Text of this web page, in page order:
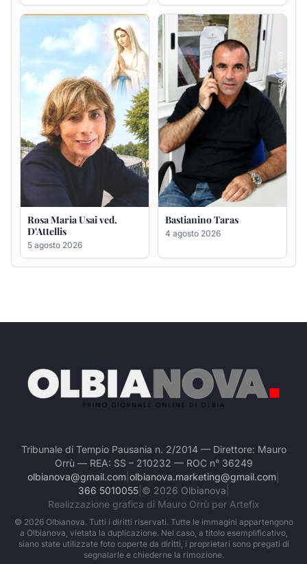
Rosa Maria Usai ved.
D'Attellis
5 agosto 2026
Bastianino Taras
4 agosto 2026
Tribunale di Tempio Pausania n. 2/2014 — Direttore: Mauro
Orrù — REA: SS – 210232 — ROC n° 36249
olbianova@gmail.com olbianova.marketing@gmail.com
366 5010055| © 2026 Olbianova
Realizzazione grafica di Mauro Orrù per Artefix
© 2026Olbianova. Tutti i diritti riservati. Tutte le immagini appartengono
a Olbianova, vietata la duplicazione. Nel caso, a titolo esemplificativo,
siano state utilizzate foto coperte da diritti, i proprietari sono pregati di
segnalarle e chiederne la rimozione.